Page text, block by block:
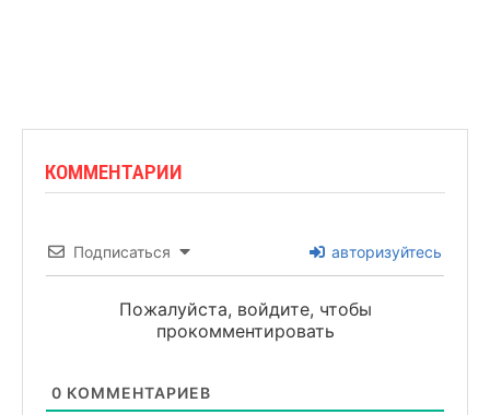
КОММЕНТАРИИ
Подписаться авторизуйтесь
Пожалуйста, войдите, чтобы
прокомментировать
0 КОММЕНТАРИЕВ